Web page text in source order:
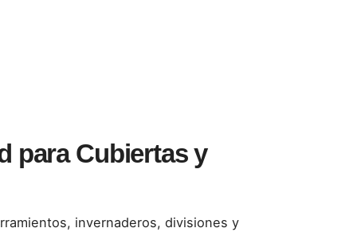
para Cubiertas y
invernaderos, divisiones y